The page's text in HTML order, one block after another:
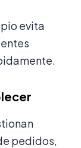
evita
pedidos,